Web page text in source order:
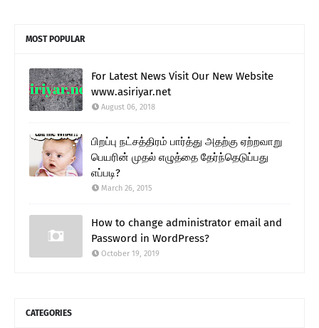
MOST POPULAR
For Latest News Visit Our New Website
www.asiriyar.net
August 06, 2018
பிறப்பு நட்சத்திரம் பார்த்து அதற்கு ஏற்றவாறு
பெயரின் முதல் எழுத்தை தேர்ந்தெடுப்பது
எப்படி?
March 26, 2015
How to change administrator email and
Password in WordPress?
October 19, 2019
CATEGORIES